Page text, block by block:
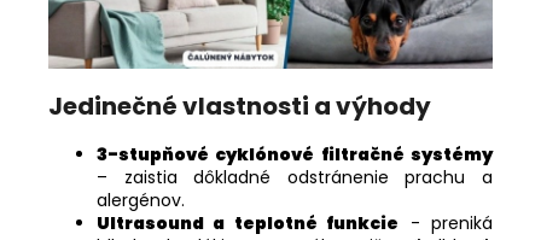
Jedinečné vlastnosti a výhody
3-stupňové cyklónové filtračné systémy
– zaistia dôkladné odstránenie prachu a
alergénov.
Ultrasound a teplotné funkcie - preniká